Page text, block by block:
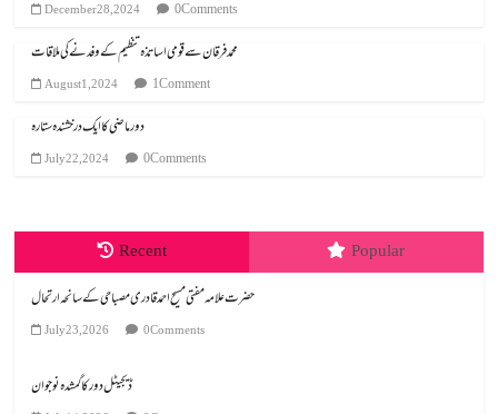
December 28, 2024 0 Comments
محمد فرقان سے قومی اساتذہ تنظیم کے وفد نے کی ملاقات
August 1, 2024 1 Comment
دور ماضی کا ایک درخشندہ ستارہ
July 22, 2024 0 Comments
Recent Popular
July 23, 2026 0 Comments
ڈیجیٹل دور کا گمشدہ نوجوان